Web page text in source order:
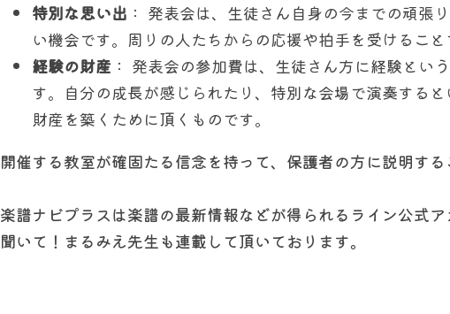
特別な思い出 ： 発表会は、生徒さん自身の今までの頑張
い機会です。周りの人たちからの応援や拍手を受けること
経験の財産 ： 発表会の参加費は、生徒さん方に経験とい
す。自分の成長が感じられたり、特別な会場で演奏する
財産を築くために頂くものです。
開催する教室が確固たる信念を持って、保護者の方に説明する
楽譜ナビプラスは楽譜の最新情報などが得られるライン公式
聞いて！まるみえ先生も連載して頂いております。